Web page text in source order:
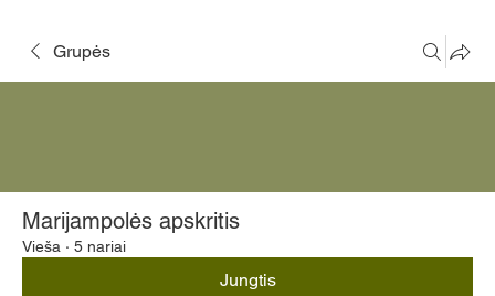
Grupės
Marijampolės apskritis
Vieša · 5 nariai
Jungtis